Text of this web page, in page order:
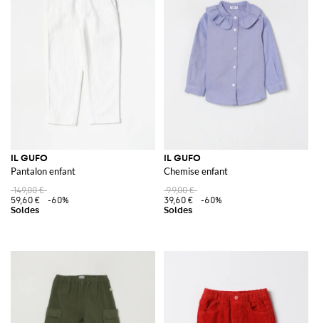
IL GUFO
Pantalon enfant
149,00 €
59,60 €
-60%
IL GUFO
Chemise enfant
99,00 €
39,60 €
-60%